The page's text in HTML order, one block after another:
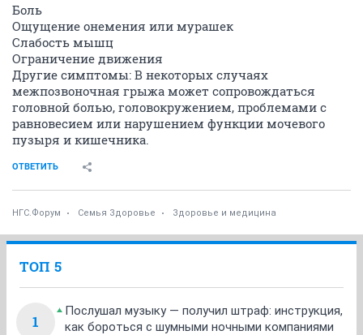
Боль
Ощущение онемения или мурашек
Слабость мышц
Ограничение движения
Другие симптомы: В некоторых случаях
межпозвоночная грыжа может сопровождаться
головной болью, головокружением, проблемами с
равновесием или нарушением функции мочевого
пузыря и кишечника.
ОТВЕТИТЬ
НГС.Форум Семья Здоровье Здоровье и медицина
ТОП 5
1
Послушал музыку — получил штраф: инструкция,
как бороться с шумными ночными компаниями